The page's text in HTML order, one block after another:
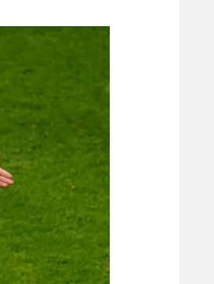
תקנון משתתפים וזוכים
תקנון עבור פעילות ספורט 1 –
גיימינג E-Sports
תנאי שימוש
מדיניות פרטיות
תקנון פעילות ספורט 1
רשיון להקרנה פומבית